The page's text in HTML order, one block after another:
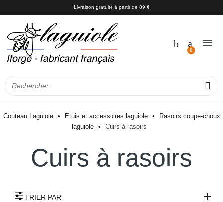
Livraison gratuite à partir de 89 €
Couteau Laguiole Etuis et accessoires laguiole
Rasoirs coupe-choux
laguiole
Cuirs à rasoirs
Cuirs à rasoirs
TRIER PAR